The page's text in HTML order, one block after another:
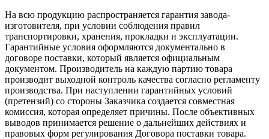
На всю продукцию распространяется гарантия завода-
изготовителя, при условии соблюдения правил
транспортировки, хранения, прокладки и эксплуатации.
Гарантийные условия оформляются документально в
договоре поставки, который является официальным
документом. Производитель на каждую партию товара
производит выходной контроль качества согласно регламенту
производства. При наступлении гарантийных условий
(претензий) со стороны Заказчика создается совместная
комиссия, которая определяет причины. После объективных
выводов принимается решение о дальнейших действиях и
правовых форм регулирования Договора поставки товара.